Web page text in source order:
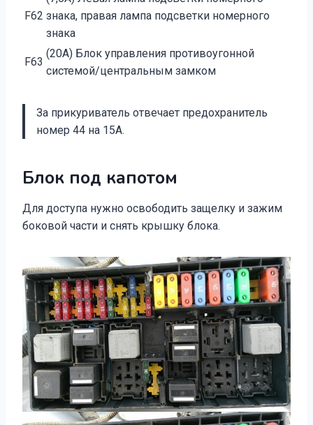
F62 знака, правая лампа подсветки номерного
знака
F63
(20A) Блок управления противоугонной
системой/центральным замком
За прикуриватель отвечает предохранитель
номер 44 на 15А.
Блок под капотом
Для доступа нужно освободить защелку и зажим
боковой части и снять крышку блока.